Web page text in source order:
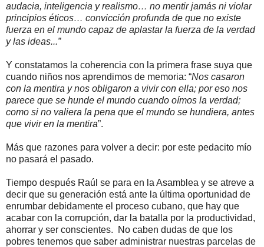
audacia, inteligencia y realismo… no mentir jamás ni violar
principios éticos… convicción profunda de que no existe
fuerza en el mundo capaz de aplastar la fuerza de la verdad
y las ideas...”
Y constatamos la coherencia con la primera frase suya que
cuando niños nos aprendimos de memoria: “Nos casaron
con la mentira y nos obligaron a vivir con ella; por eso nos
parece que se hunde el mundo cuando oímos la verdad;
como si no valiera la pena que el mundo se hundiera, antes
que vivir en la mentira”.
Más que razones para volver a decir: por este pedacito mío
no pasará el pasado.
Tiempo después Raúl se para en la Asamblea y se atreve a
decir que su generación está ante la última oportunidad de
enrumbar debidamente el proceso cubano, que hay que
acabar con la corrupción, dar la batalla por la productividad,
ahorrar y ser conscientes. No caben dudas de que los
pobres tenemos que saber administrar nuestras parcelas de